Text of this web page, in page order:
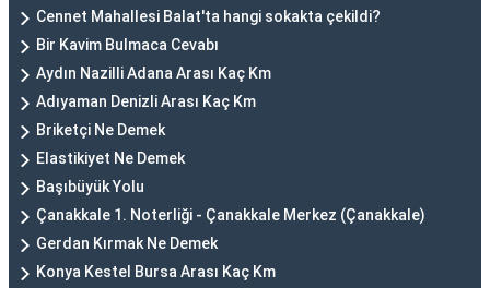
Cennet Mahallesi Balat'ta hangi sokakta çekildi?
Bir Kavim Bulmaca Cevabı
Aydın Nazilli Adana Arası Kaç Km
Adıyaman Denizli Arası Kaç Km
Briketçi Ne Demek
Elastikiyet Ne Demek
Başıbüyük Yolu
Çanakkale 1. Noterliği - Çanakkale Merkez (Çanakkale)
Gerdan Kırmak Ne Demek
Konya Kestel Bursa Arası Kaç Km